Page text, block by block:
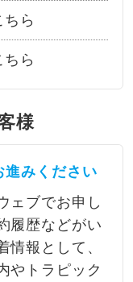
ら
ら
様
進みください
ェブでお申し
履歴などがい
情報として、
やトラピック